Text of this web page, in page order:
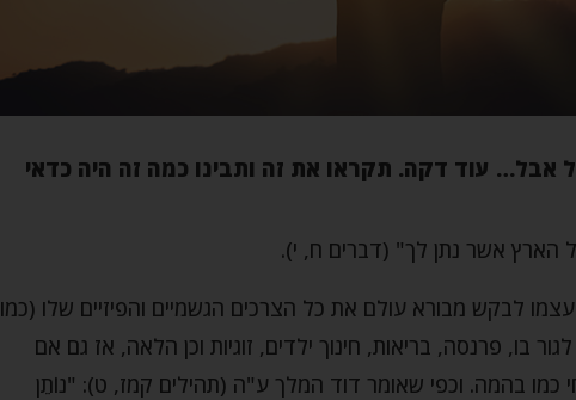
אבל… עוד דקה. תקראו את זה ותבינו כמה זה היה כדאי
הארץ אשר נתן לך" (דברים ח, י).
לבקש מבורא עולם את כל הצרכים הגשמיים והפיזיים שלו (כמו
בו, פרנסה, בריאות, חינוך ילדים, זוגיות וכן הלאה, אז גם אם
בהמה. וכפי שאומר דוד המלך ע"ה (תהילים קמז, ט): "נוֹתֵן